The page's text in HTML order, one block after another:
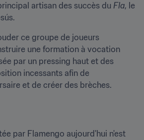
artisan des succès du Fla, le
ce groupe de joueurs
une formation à vocation
par un pressing haut et des
incessants afin de
et de créer des brèches.
par Flamengo aujourd'hui n'est